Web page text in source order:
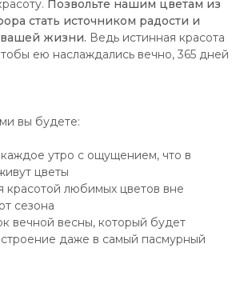
Позвольте нашим цветам из
стать источником радости и
жизни. Ведь истинная красота
ею наслаждались вечно, 365 дней
вы будете:
утро с ощущением, что в
цветы
красотой любимых цветов вне
сезона
вечной весны, который будет
даже в самый пасмурный